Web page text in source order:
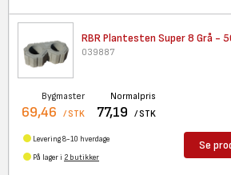
RBR Plantesten Super 8 Grå -
039887
Bygmaster
69,46 / STK
Normalpris
77,19 / STK
Levering 8-10 hverdage
På lager i 2 butikker
Se